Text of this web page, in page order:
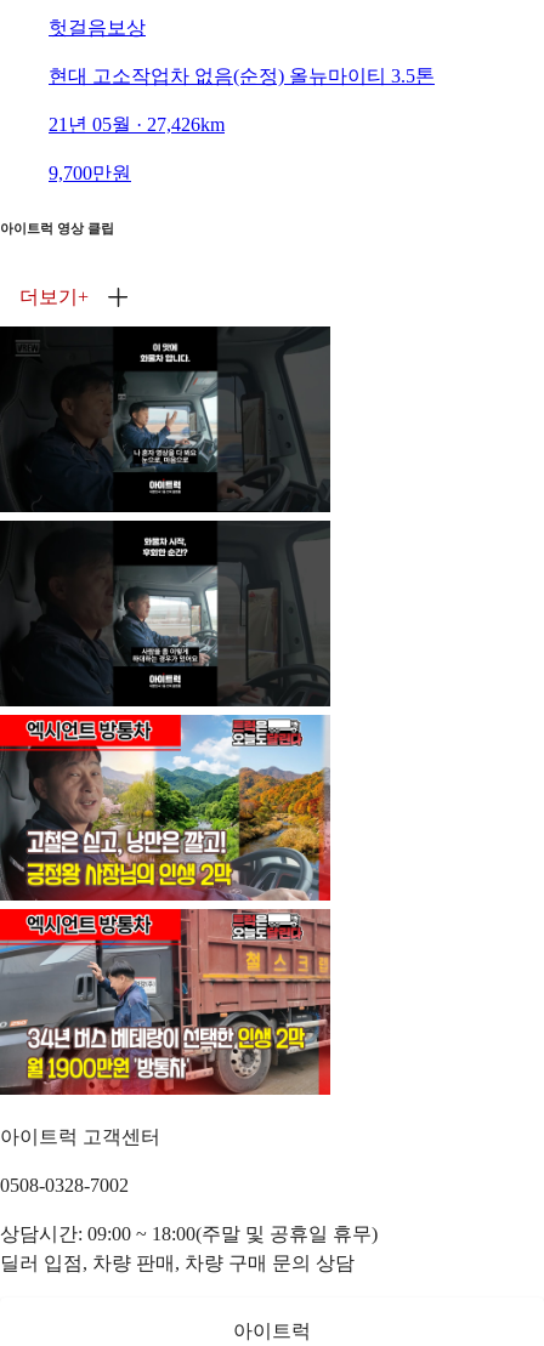
헛걸음보상
현대 고소작업차 없음(순정) 올뉴마이티 3.5톤
21년 05월 · 27,426km
9,700만원
아이트럭 영상 클립
더보기 +
아이트럭 고객센터
0508-0328-7002
상담시간: 09:00 ~ 18:00(주말 및 공휴일 휴무)
딜러 입점, 차량 판매, 차량 구매 문의 상담
아이트럭